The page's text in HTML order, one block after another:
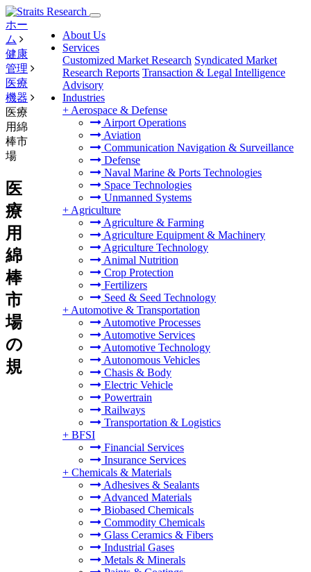
About Us
Services
Customized Market Research Syndicated Market
Research Reports Transaction & Legal Intelligence
Advisory
Industries
+ Aerospace & Defense
Airport Operations
Aviation
Communication Navigation & Surveillance
Defense
Naval Marine & Ports Technologies
Space Technologies
Unmanned Systems
+ Agriculture
Agriculture & Farming
Agriculture Equipment & Machinery
Agriculture Technology
Animal Nutrition
Crop Protection
Fertilizers
Seed & Seed Technology
+ Automotive & Transportation
Automotive Processes
Automotive Services
Automotive Technology
Autonomous Vehicles
Chasis & Body
Electric Vehicle
Powertrain
Railways
Transportation & Logistics
+ BFSI
Financial Services
Insurance Services
+ Chemicals & Materials
Adhesives & Sealants
Advanced Materials
Biobased Chemicals
Commodity Chemicals
Glass Ceramics & Fibers
Industrial Gases
Metals & Minerals
ホー
ム
健康
管理
医療
機器
医療
用綿
棒市
場
医
療
用
綿
棒
市
場
の
規